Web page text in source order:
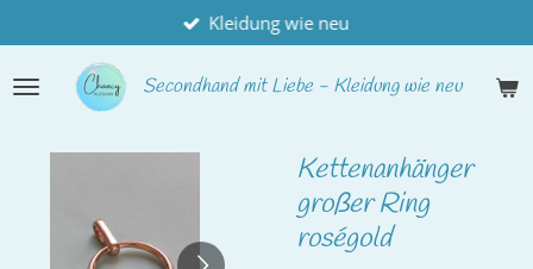
Hauptinhalt
springen
Secondhandmit Liebe - Kleidung wie neu
Kleidung wie neu
Kettenanhänger
großer Ring
roségold